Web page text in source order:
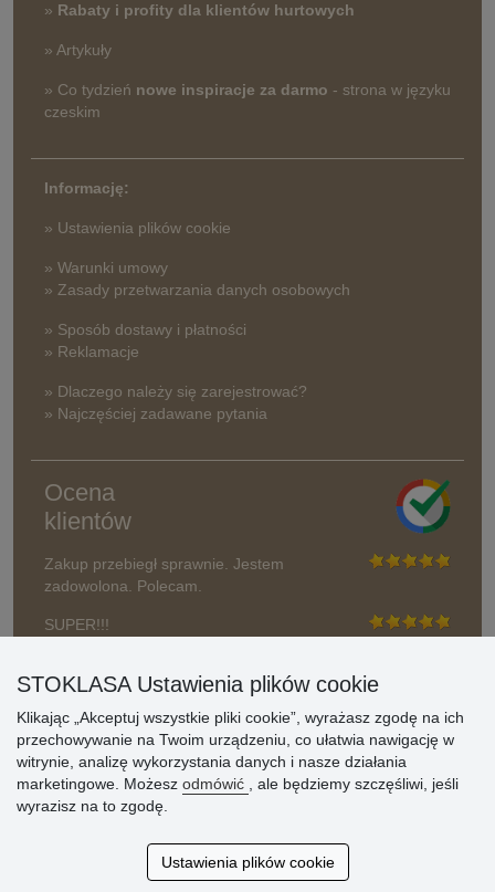
» Rabaty i profity dla klientów hurtowych
» Artykuły
» Co tydzień nowe inspiracje za darmo - strona w języku
czeskim
Informację:
» Ustawienia plików cookie
» Warunki umowy
» Zasady przetwarzania danych osobowych
» Sposób dostawy i płatności
» Reklamacje
» Dlaczego należy się zarejestrować?
» Najczęściej zadawane pytania
Ocena
klientów
Zakup przebiegł sprawnie. Jestem
zadowolona. Polecam.
SUPER!!!
Aktualnie 1804 recenzji
STOKLASA Ustawienia plików cookie
Klikając „Akceptuj wszystkie pliki cookie”, wyrażasz zgodę na ich
przechowywanie na Twoim urządzeniu, co ułatwia nawigację w
witrynie, analizę wykorzystania danych i nasze działania
marketingowe. Możesz odmówić
, ale będziemy szczęśliwi, jeśli
wyrazisz na to zgodę.
Ustawienia plików cookie